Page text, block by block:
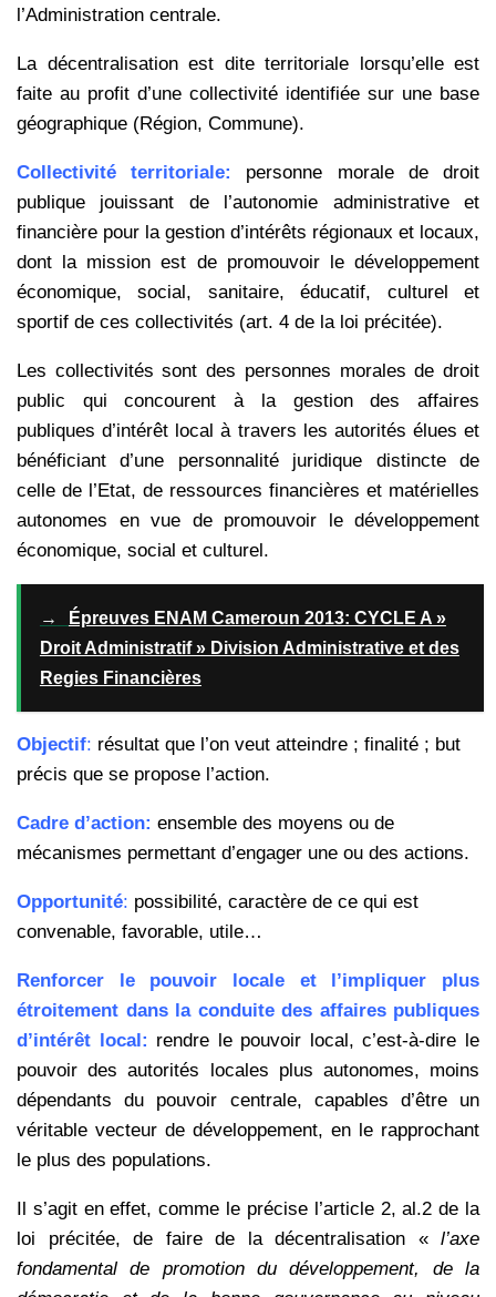
l’Administration centrale.
La décentralisation est dite territoriale lorsqu’elle est
faite au profit d’une collectivité identifiée sur une base
géographique (Région, Commune).
Collectivité territoriale:
personne morale de droit
publique jouissant de l’autonomie administrative et
financière pour la gestion d’intérêts régionaux et locaux,
dont la mission est de promouvoir le développement
économique, social, sanitaire, éducatif, culturel et
sportif de ces collectivités (art. 4 de la loi précitée).
Les collectivités sont des personnes morales de droit
public qui concourent à la gestion des affaires
publiques d’intérêt local à travers les autorités élues et
bénéficiant d’une personnalité juridique distincte de
celle de l’Etat, de ressources financières et matérielles
autonomes en vue de promouvoir le développement
économique, social et culturel.
→
Épreuves ENAM Cameroun 2013: CYCLE A »
Droit Administratif » Division Administrative et des
Regies Financières
Objectif: résultat que l’on veut atteindre ; finalité ; but
précis que se propose l’action.
Cadre d’action: ensemble des moyens ou de
mécanismes permettant d’engager une ou des actions.
Opportunité: possibilité, caractère de ce qui est
convenable, favorable, utile…
Renforcer le pouvoir locale et l’impliquer plus
étroitement dans la conduite des affaires publiques
d’intérêt local: rendre le pouvoir local, c’est-à-dire le
pouvoir des autorités locales plus autonomes, moins
dépendants du pouvoir centrale, capables d’être un
véritable vecteur de développement, en le rapprochant
le plus des populations.
Il s’agit en effet, comme le précise l’article 2, al.2 de la
loi précitée, de faire de la décentralisation « l’axe
fondamental de promotion du développement, de la